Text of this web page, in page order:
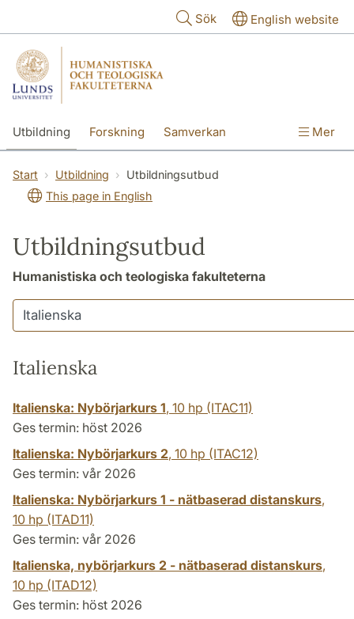
Sök English website
Utbildning Forskning Samverkan Mer
Start Utbildning
Utbildningsutbud
This page in English
Utbildningsutbud
Humanistiska och teologiska fakulteterna
Italienska
Italienska: Nybörjarkurs 1, 10 hp (ITAC11)
Ges termin: höst 2026
Italienska: Nybörjarkurs 2, 10 hp (ITAC12)
Ges termin: vår 2026
Italienska: Nybörjarkurs 1 - nätbaserad distanskurs,
10 hp (ITAD11)
Ges termin: vår 2026
Italienska, nybörjarkurs 2 - nätbaserad distanskurs,
10 hp (ITAD12)
Ges termin: höst 2026